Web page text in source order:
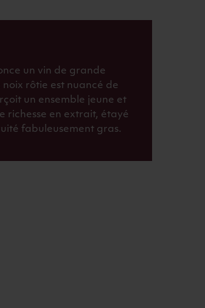
un vin de grande
rôtie est nuancé de
un ensemble jeune et
richesse en extrait, étayé
fabuleusement gras.